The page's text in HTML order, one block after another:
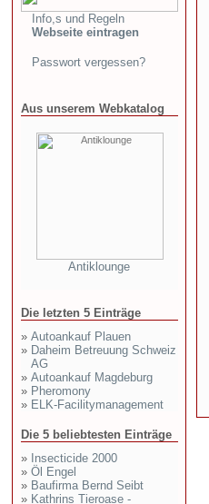
Info,s und Regeln
Webseite eintragen
Passwort vergessen?
Aus unserem Webkatalog
Antiklounge
Die letzten 5 Einträge
» Autoankauf Plauen
» Daheim Betreuung Schweiz
AG
» Autoankauf Magdeburg
» Pheromony
» ELK-Facilitymanagement
Die 5 beliebtesten Einträge
» Insecticide 2000
» Öl Engel
» Baufirma Bernd Seibt
» Kathrins Tieroase -